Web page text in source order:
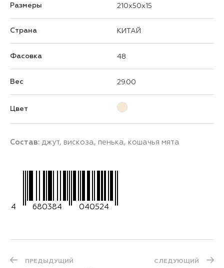
Размеры 210x50x15
Страна КИТАЙ
Фасовка 48
Вес 29.00
Цвет
Состав: джут, вискоза, пенька, кошачья мята
4 680384 040524
ПРЕДЫДУЩИЙ
СЛЕДУЮЩИЙ